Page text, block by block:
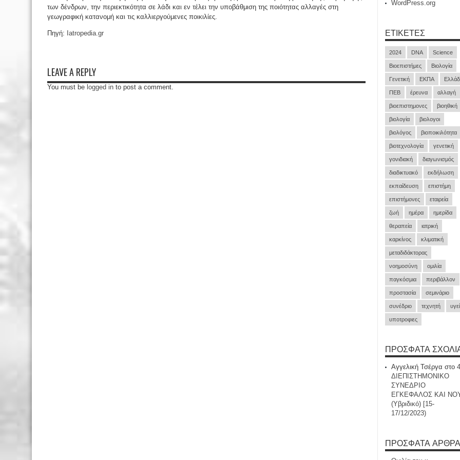
των δένδρων, την περιεκτικότητα σε λάδι και εν τέλει την υποβάθμιση της ποιότητας αλλαγές στη
γεωγραφική κατανομή και τις καλλιεργούμενες ποικιλίες.
Πηγή: Iatropedia.gr
LEAVE A REPLY
You must be logged in to post a comment.
WordPress.org
ΕΤΙΚΈΤΕΣ
2024 DNA Science
Βιοεπιστήμες Βιολογία
Γενετική ΕΚΠΑ
ΠΕΒ έρευνα αλλαγή
βιοεπιστημονες βιοηθική
βιολογία βιολογοι
βιολόγος βιοποικιλότητα
βιοτεχνολογία γενετική
γονιδιακή διαγωνισμός
διαδικτυακό εκδήλωση
εκπαίδευση επιστήμη
επιστήμονες εταιρεία
ζωή ημέρα ημερίδα
θεραπεία ιατρική
καρκίνος κλιματική
μεταδιδάκτορας
νοημοσύνη ομιλία
παγκόσμια περιβάλλον
προστασία σεμινάριο
συνέδριο τεχνητή
υποτροφιες
ΠΡΌΣΦΑΤΑ
Αγγελική Τσέργα στο
ΔΙΕΠΙΣΤΗΜΟΝΙΚΟ
ΣΥΝΕΔΡΙΟ
ΕΓΚΕΦΑΛΟΣ ΚΑΙ
(Υβριδικό) [15-
17/12/2023)
ΠΡΌΣΦΑΤΑ ΆΡΘΡΑ